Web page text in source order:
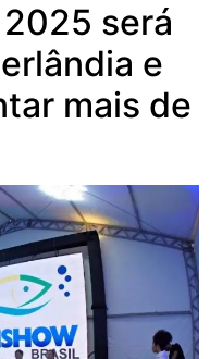
será
e
mais de